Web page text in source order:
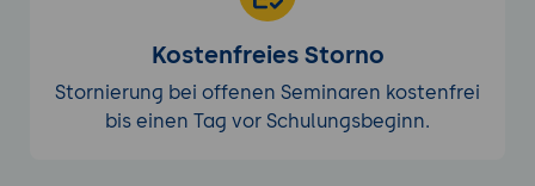
Kostenfreies Storno
Stornierung bei offenen Seminaren kostenfrei
bis einen Tag vor Schulungsbeginn.